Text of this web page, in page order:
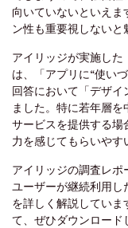
向いていないといえま
ン性も重要視しないと
アイリッジが実施し
は、「アプリに“使い
回答において「デザイ
ました。特に若年層
サービスを提供する場
力を感じてもらいやす
アイリッジの調査レポ
ユーザーが継続利用
を詳しく解説していま
て、ぜひダウンロード